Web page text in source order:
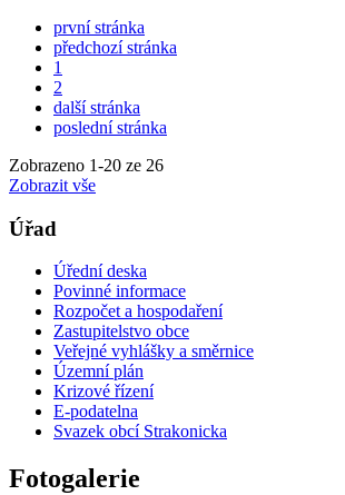
první stránka
předchozí stránka
1
2
další stránka
poslední stránka
Zobrazeno 1-20 ze 26
Zobrazit vše
Úřad
Úřední deska
Povinné informace
Rozpočet a hospodaření
Zastupitelstvo obce
Veřejné vyhlášky a směrnice
Územní plán
Krizové řízení
E-podatelna
Svazek obcí Strakonicka
Fotogalerie